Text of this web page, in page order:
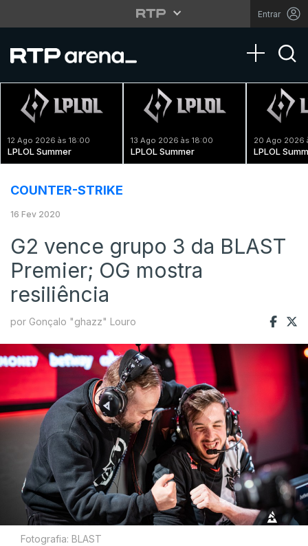
Entrar
Toggle
12 Ago 2026 às 18:00
LPLOL Summer
13 Ago 2026 às 18:00
LPLOL Summer
20 Ago 2026
LPLOL
COUNTER-STRIKE
16 Fev 2020
G2 vence grupo 3 da BLAST
Premier; OG mostra
resiliência
por Gonçalo "ghazz" Louro
Fotografia: BLAST